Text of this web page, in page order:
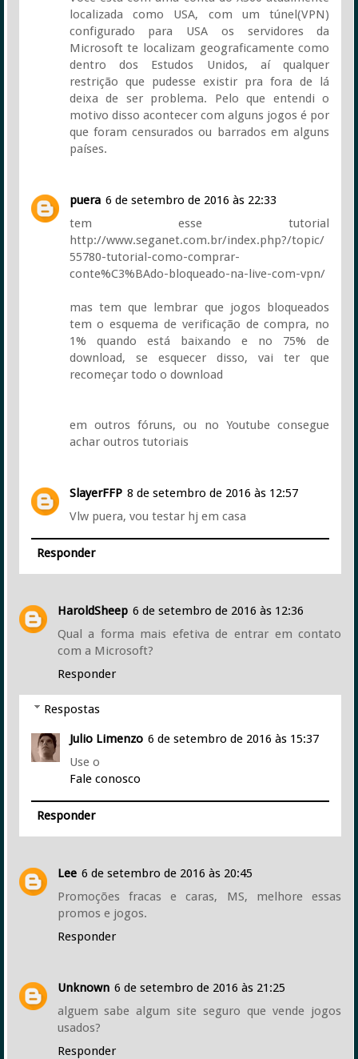
localizada como USA, com um túnel(VPN)
configurado para USA os servidores da
Microsoft te localizam geograficamente como
dentro dos Estudos Unidos, aí qualquer
restrição que pudesse existir pra fora de lá
deixa de ser problema. Pelo que entendi o
motivo disso acontecer com alguns jogos é por
que foram censurados ou barrados em alguns
países.
puera 6 de setembro de 2016 às 22:33
tem esse tutorial
http://www.seganet.com.br/index.php?/topic/
55780-tutorial-como-comprar-
conte%C3%BAdo-bloqueado-na-live-com-vpn/
mas tem que lembrar que jogos bloqueados
tem o esquema de verificação de compra, no
1% quando está baixando e no 75% de
download, se esquecer disso, vai ter que
recomeçar todo o download
em outros fóruns, ou no Youtube consegue
achar outros tutoriais
SlayerFFP 8 de setembro de 2016 às 12:57
Vlw puera, vou testar hj em casa
Responder
HaroldSheep 6 de setembro de 2016 às 12:36
Qual a forma mais efetiva de entrar em contato
com a Microsoft?
Responder
Respostas
Julio Limenzo 6 de setembro de 2016 às 15:37
Use o
Fale conosco
Responder
Lee 6 de setembro de 2016 às 20:45
Promoções fracas e caras, MS, melhore essas
promos e jogos.
Responder
Unknown 6 de setembro de 2016 às 21:25
alguem sabe algum site seguro que vende jogos
usados?
Responder